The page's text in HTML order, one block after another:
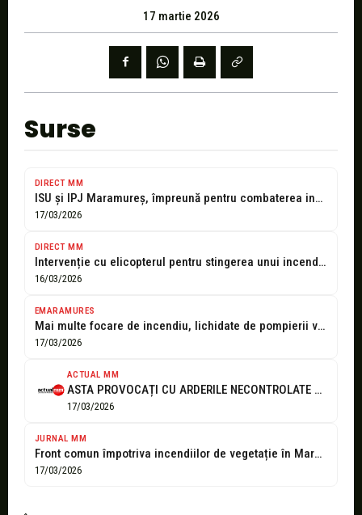
17 martie 2026
Surse
DIRECT MM
ISU și IPJ Maramureș, împreună pentru combaterea incendiilor de vegetație
17/03/2026
DIRECT MM
Intervenție cu elicopterul pentru stingerea unui incendiu de pădure în Nănești
16/03/2026
EMARAMURES
Mai multe focare de incendiu, lichidate de pompierii voluntari din Târgu Lăpuș...
17/03/2026
ACTUAL MM
ASTA PROVOCAȚI CU ARDERILE NECONTROLATE A DEȘEURILOR VEGETALE! Incendii aseară la Dămăcușeni...
17/03/2026
JURNAL MM
Front comun împotriva incendiilor de vegetație în Maramureș: intervenții rapide și sancțiuni...
17/03/2026